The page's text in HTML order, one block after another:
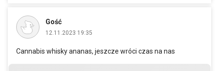
Gość
12.11.2023 19:35
Cannabis whisky ananas, jeszcze wróci czas na nas